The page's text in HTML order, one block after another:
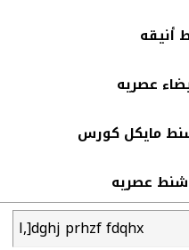
أنيقه
عصريه
مايكل كورس
عصريه
l,]dghj prhzf fdqhx